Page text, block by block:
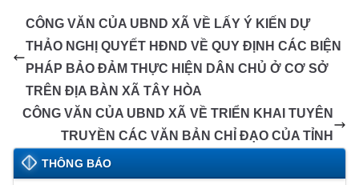
b
o
o
k
n
g
er
A
p
p
dI
n
a
m
Tr
a
sl
at
e
y
Li
n
k
CÔNG VĂN CỦA UBND XÃ VỀ LẤY Ý KIẾN DỰ
THẢO NGHỊ QUYẾT HĐND VỀ QUY ĐỊNH CÁC BIỆN
PHÁP BẢO ĐẢM THỰC HIỆN DÂN CHỦ Ở CƠ SỞ
TRÊN ĐỊA BÀN XÃ TÂY HÒA
CÔNG VĂN CỦA UBND XÃ VỀ TRIỂN KHAI TUYÊN
TRUYỀN CÁC VĂN BẢN CHỈ ĐẠO CỦA TỈNH
THÔNG BÁO
Lịch tiếp công dân định kỳ đợt 1 tháng 5/2025 của